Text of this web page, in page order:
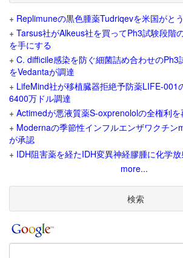
+ Replimuneの黒色腫薬Tudriqevを米国がと
+ Tarsus社がAlkeus社を買ってPh3試験段階
を手にする
+ C. difficile感染を防ぐ細菌詰め合わせのPh3
をVedantaが調達
+ LifeMind社が移植臓器拒絶予防薬LIFE-001
6400万ドル調達
+ Actimedが悪液質薬S-oxprenololの全権利を
+ Modernaの季節性インフルエンザワクチン
が承認
+ IDH阻害薬を経たIDH変異神経膠腫に化学
more...
検索